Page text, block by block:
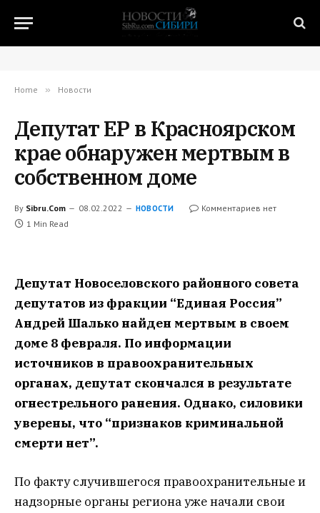
Home » Новости
Депутат ЕР в Красноярском
крае обнаружен мертвым в
собственном доме
By Sibru.Com 08.02.2022 НОВОСТИ
Комментариев нет
1 Min Read
Депутат Новоселовского районного совета
депутатов из фракции “Единая Россия”
Андрей Шалько найден мертвым в своем
доме 8 февраля. По информации
источников в правоохранительных
органах, депутат скончался в результате
огнестрельного ранения. Однако, силовики
уверены, что “признаков криминальной
смерти нет”.
По факту случившегося правоохранительные и
надзорные органы региона уже начали свои